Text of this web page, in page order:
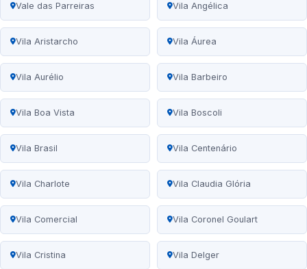
Vale das Parreiras Vila Angélica
Vila Aristarcho Vila Áurea
Vila Aurélio Vila Barbeiro
Vila Boa Vista Vila Boscoli
Vila Brasil Vila Centenário
Vila Charlote Vila Claudia Glória
Vila Comercial Vila Coronel Goulart
Vila Cristina Vila Delger